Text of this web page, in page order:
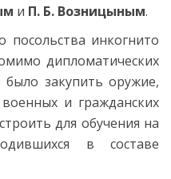
и П. Б. Возницыным.
посольства инкогнито
дипломатических
закупить оружие,
и гражданских
для обучения на
в составе